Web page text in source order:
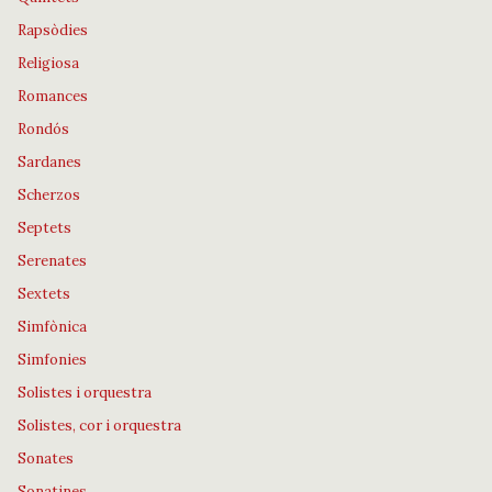
Rapsòdies
Religiosa
Romances
Rondós
Sardanes
Scherzos
Septets
Serenates
Sextets
Simfònica
Simfonies
Solistes i orquestra
Solistes, cor i orquestra
Sonates